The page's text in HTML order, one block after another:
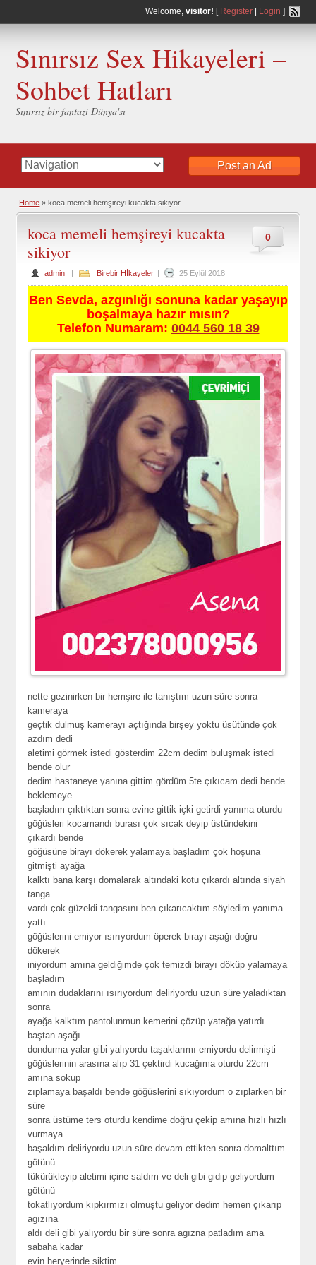
Welcome, visitor! [ Register| Login ]
Sınırsız Sex Hikayeleri –
Sohbet Hatları
Sınırsız bir fantazi Dünya'sı
Post an Ad
Home » koca memeli hemşireyi kucakta sikiyor
0
koca memeli hemşireyi kucakta
sikiyor
admin | Birebir Hİkayeler | 25 Eylül 2018
Ben Sevda, azgınlığı sonuna kadar yaşayıp
boşalmaya hazır mısın?
Telefon Numaram: 0044 560 18 39
nette gezinirken bir hemşire ile tanıştım uzun süre sonra
kameraya
geçtik dulmuş kamerayı açtığında birşey yoktu üsütünde çok
azdım dedi
aletimi görmek istedi gösterdim 22cm dedim buluşmak istedi
bende olur
dedim hastaneye yanına gittim gördüm 5te çıkıcam dedi bende
beklemeye
başladım çıktıktan sonra evine gittik içki getirdi yanıma oturdu
göğüsleri kocamandı burası çok sıcak deyip üstündekini
çıkardı bende
göğüsüne birayı dökerek yalamaya başladım çok hoşuna
gitmişti ayağa
kalktı bana karşı domalarak altındaki kotu çıkardı altında siyah
tanga
vardı çok güzeldi tangasını ben çıkarıcaktım söyledim yanıma
yattı
göğüslerini emiyor ısırıyordum öperek birayı aşağı doğru
dökerek
iniyordum amına geldiğimde çok temizdi birayı döküp yalamaya
başladım
amının dudaklarını ısırıyordum deliriyordu uzun süre yaladıktan
sonra
ayağa kalktım pantolunmun kemerini çözüp yatağa yatırdı
baştan aşağı
dondurma yalar gibi yalıyordu taşaklarımı emiyordu delirmişti
göğüslerinin arasına alıp 31 çektirdi kucağıma oturdu 22cm
amına sokup
zıplamaya başaldı bende göğüslerini sıkıyordum o zıplarken bir
süre
sonra üstüme ters oturdu kendime doğru çekip amına hızlı hızlı
vurmaya
başaldım deliriyordu uzun süre devam ettikten sonra domalttım
götünü
tükürükleyip aletimi içine saldım ve deli gibi gidip geliyordum
götünü
tokatlıyordum kıpkırmızı olmuştu geliyor dedim hemen çıkarıp
agızına
aldı deli gibi yalıyordu bir süre sonra agızna patladım ama
sabaha kadar
evin heryerinde siktim